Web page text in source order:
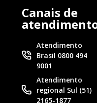
Canais de
Atendimento
Brasil 0800 494
9001
Atendimento
regional Sul (51)
2165-1877